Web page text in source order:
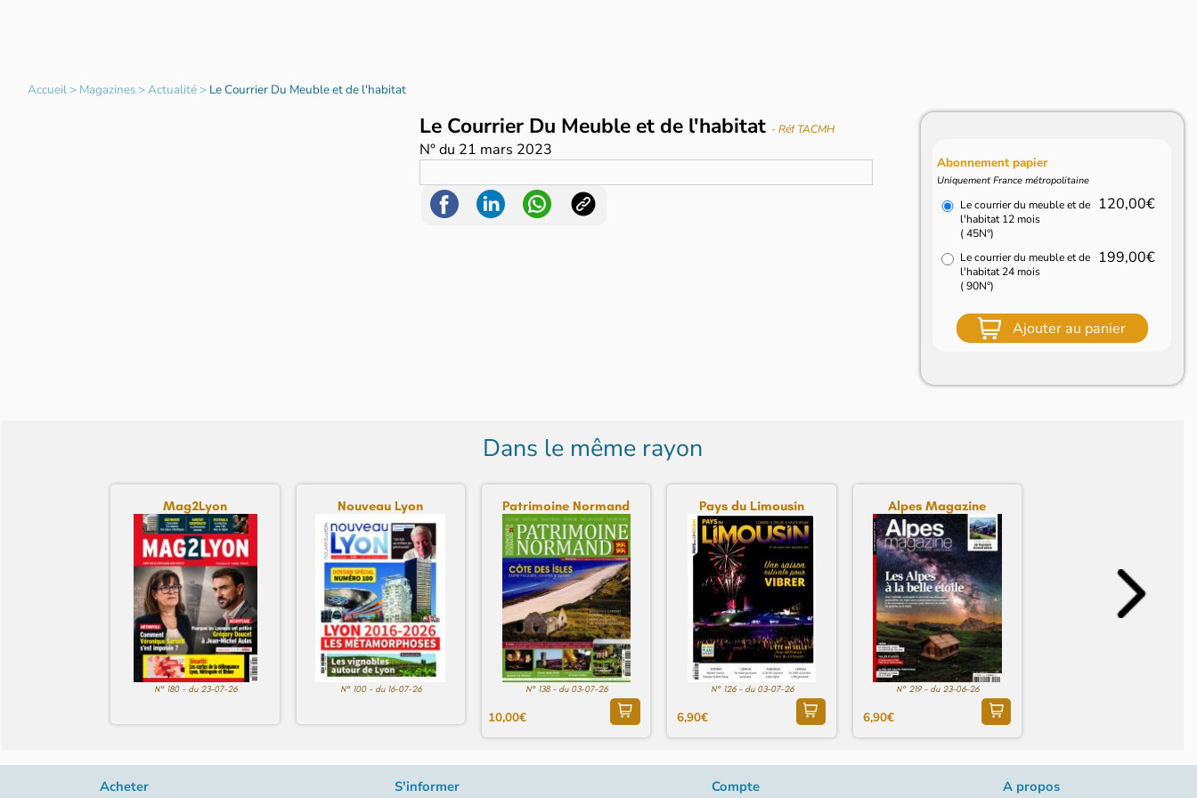
Accueil> Magazines>Actualité> Le Courrier Du Meuble et de l'habitat
Le Courrier Du Meuble et de l'habitat - Réf TACMH
N°du 21 mars 2023
Abonnement papier
Uniquement France métropolitaine
Le courrier du meuble et de
l'habitat 12 mois
( 45N°)
120,00€
Le courrier du meuble et de
l'habitat 24 mois
( 90N°)
199,00€
Ajouter au panier
Dans le même rayon
Mag2Lyon
N° 180 - du 23-07-26
Nouveau Lyon
N° 100 - du 16-07-26
Patrimoine Normand
N° 138 - du 03-07-26
10,00€
Pays du Limousin
N° 126 - du 03-07-26
6,90€
Alpes Magazine
N° 219 - du 23-06-26
6,90€
Acheter S'informer Compte A propos